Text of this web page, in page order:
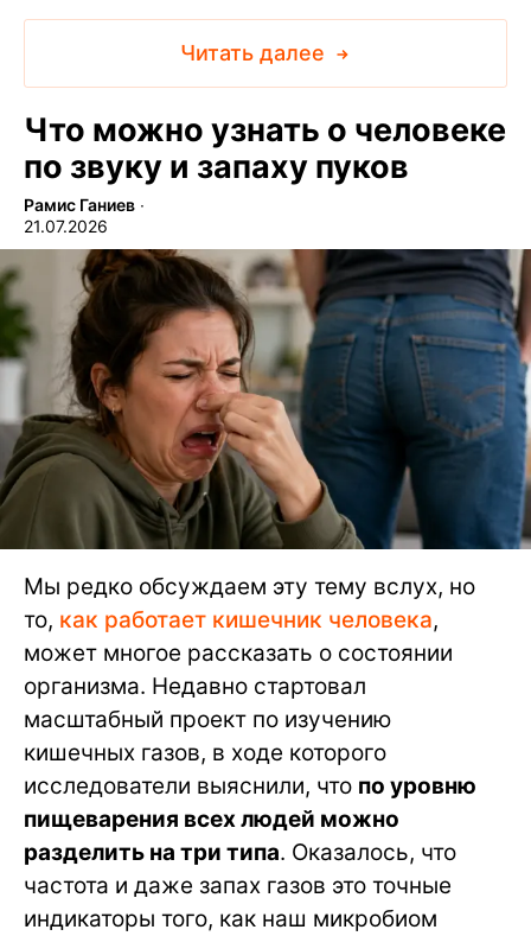
Читать далее
Что можно узнать о человеке
по звуку и запаху пуков
Рамис Ганиев ∙
21.07.2026
Мы редко обсуждаем эту тему вслух, но
то, как работает кишечник человека,
может многое рассказать о состоянии
организма. Недавно стартовал
масштабный проект по изучению
кишечных газов, в ходе которого
исследователи выяснили, что по уровню
пищеварения всех людей можно
разделить на три типа. Оказалось, что
частота и даже запах газов это точные
индикаторы того, как наш микробиом